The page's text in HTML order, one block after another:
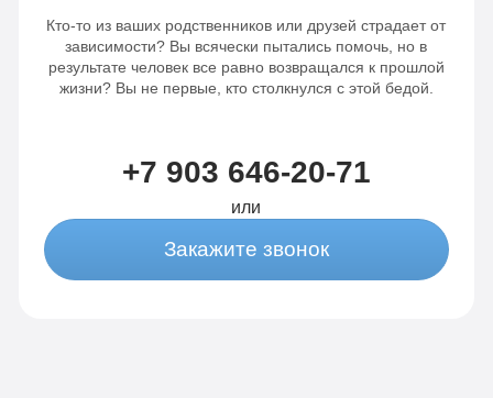
Кто-то из ваших родственников или друзей страдает от
зависимости? Вы всячески пытались помочь, но в
результате человек все равно возвращался к прошлой
жизни? Вы не первые, кто столкнулся с этой бедой.
+7 903 646-20-71
или
Закажите звонок